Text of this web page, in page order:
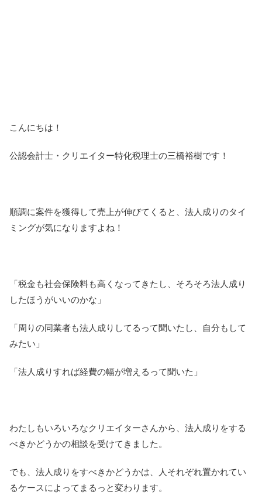
こんにちは！
公認会計士・クリエイター特化税理士の三橋裕樹です！
順調に案件を獲得して売上が伸びてくると、法人成りのタイ
ミングが気になりますよね！
「税金も社会保険料も高くなってきたし、そろそろ法人成り
したほうがいいのかな」
「周りの同業者も法人成りしてるって聞いたし、自分もして
みたい」
「法人成りすれば経費の幅が増えるって聞いた」
わたしもいろいろなクリエイターさんから、 法人成りをする
べきかどうかの相談を受けてきました。
でも、法人成りをすべきかどうかは、人それぞれ置かれてい
るケースによってまるっと変わります。